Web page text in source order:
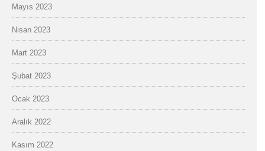
Mayıs 2023
Nisan 2023
Mart 2023
Şubat 2023
Ocak 2023
Aralık 2022
Kasım 2022